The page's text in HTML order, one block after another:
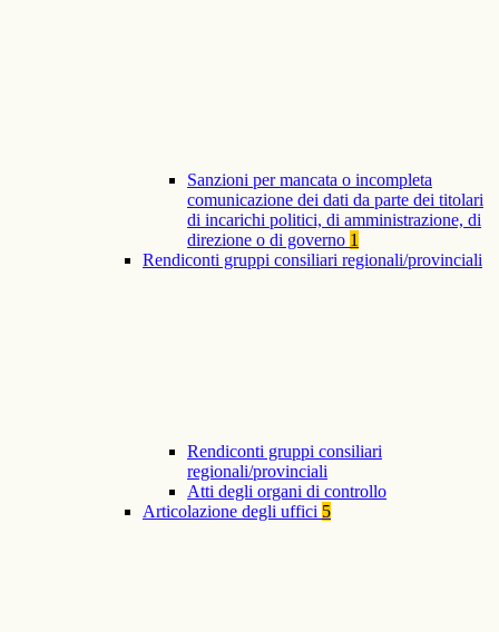
Sanzioni per mancata o incompleta
comunicazione dei dati da parte dei titolari
di incarichi politici, di amministrazione, di
direzione o di governo 1
Rendiconti gruppi consiliari regionali/provinciali
Rendiconti gruppi consiliari
regionali/provinciali
Atti degli organi di controllo
Articolazione degli uffici 5